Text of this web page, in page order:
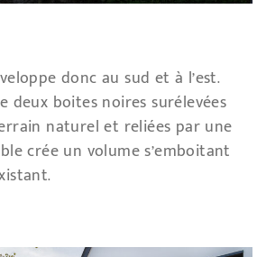
donc au sud et à l’est.
deux boites noires surélevées
naturel et reliées par une
crée un volume s’emboitant